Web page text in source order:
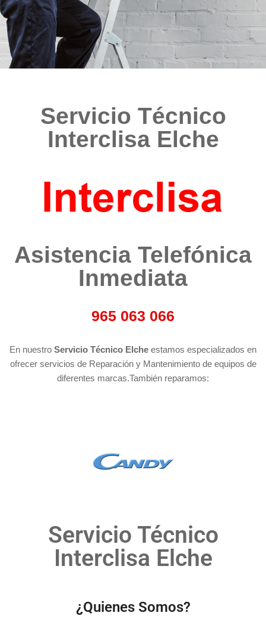
Servicio Técnico
Interclisa Elche
Asistencia Telefónica
Inmediata​​​
965 063 066
En nuestro Servicio Técnico Elche estamos especializados en
ofrecer servicios de Reparación y Mantenimiento de equipos de
diferentes marcas.También reparamos:
Servicio Técnico
Interclisa Elche
¿Quienes Somos?